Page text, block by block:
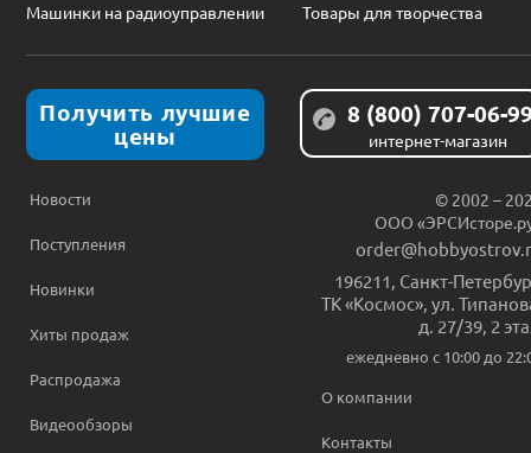
Машинки на радиоуправлении
Товары для творчества
Получить лучшие
цены
8 (800) 707-06-
интернет-магазин
Новости
Поступления
Новинки
Хиты продаж
Распродажа
Видеообзоры
© 2002 –
ООО
196211, Санкт-
ТК «Космос», ул.
д. 27/39, 2
ежедневно c 10:00 до
О компании
Контакты